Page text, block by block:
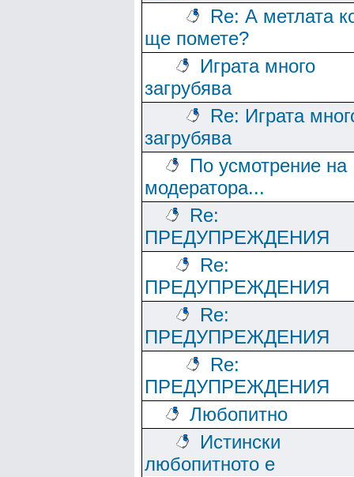
Re: А метлата
ще помете?
Играта много
загрубява
Re: Играта
загрубява
По усмотрение на
модератора...
Re:
ПРЕДУПРЕЖДЕНИЯ
Re:
ПРЕДУПРЕЖДЕНИЯ
Re:
ПРЕДУПРЕЖДЕНИЯ
Re:
ПРЕДУПРЕЖДЕНИЯ
Любопитно
Истински
любопитното е